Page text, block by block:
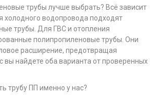
трубы лучше выбрать? Всё зависит
холодного водопровода подходят
трубы. Для ГВС и отопления
полипропиленовые трубы. Они
расширение, предотвращая
найдете оба варианта от проверенных
трубу ПП именно у нас?